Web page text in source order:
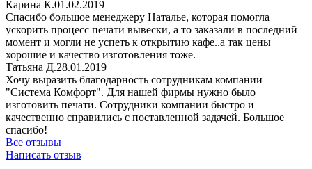
Карина К.01.02.2019
Спасибо большое менеджеру Наталье, которая помогла
ускорить процесс печати вывески, а то заказали в последний
момент и могли не успеть к открытию кафе..а так цены
хорошие и качество изготовления тоже.
Татьяна Д.28.01.2019
Хочу выразить благодарность сотрудникам компании
"Система Комфорт". Для нашей фирмы нужно было
изготовить печати. Сотрудники компании быстро и
качественно справились с поставленной задачей. Большое
спасибо!
Все отзывы
Написать отзыв